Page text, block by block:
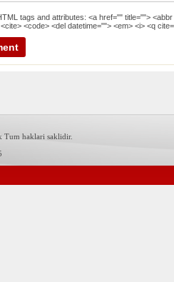
tags and attributes: <a href="" title="">
<code> <del datetime=""> <em> <i> <q
Tum haklari saklidir.